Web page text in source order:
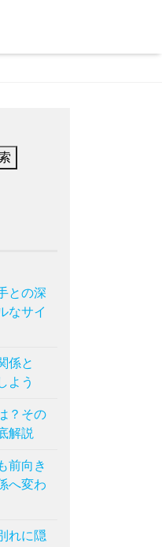
との深
なサイ
係と
よう
？その
解説
前向き
へ変わ
れに隠